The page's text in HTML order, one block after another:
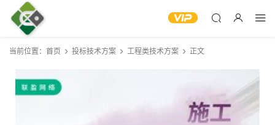
当前位置： 首页 投标技术方案 工程类技术方案 正文